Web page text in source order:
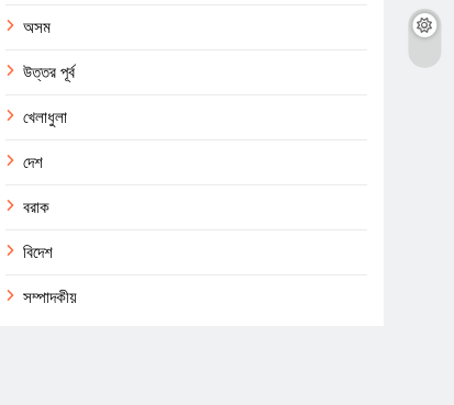
অসম
উত্তর পূর্ব
খেলাধুলা
দেশ
বরাক
বিদেশ
সম্পাদকীয়